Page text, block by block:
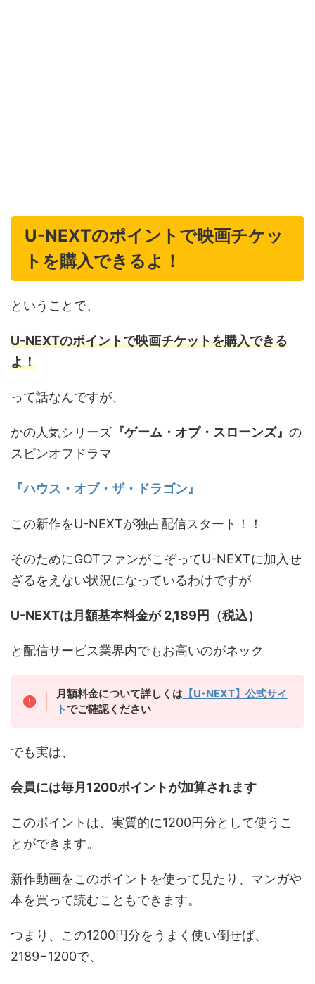
U-NEXTのポイントで映画チケッ
トを購入できるよ！
ということで、
U-NEXTのポイントで映画チケットを購入できる
よ！
って話なんですが、
かの人気シリーズ 『ゲーム・オブ・スローンズ』 の
スピンオフドラマ
『ハウス・オブ・ザ・ドラゴン』
この新作をU-NEXTが独占配信スタート！！
そのためにGOTファンがこぞってU-NEXTに加入せ
ざるをえない状況になっているわけですが
U-NEXTは月額基本料金が 2,189円（税込）
と配信サービス業界内でもお高いのがネック
月額料金について詳しくは【U-NEXT】公式サイ
トでご確認ください
でも実は、
会員には毎月1200ポイントが加算されます
このポイントは、実質的に1200円分として使うこ
とができます。
新作動画をこのポイントを使って見たり、マンガや
本を買って読むこともできます。
つまり、この1200円分をうまく使い倒せば、
2189−1200で、